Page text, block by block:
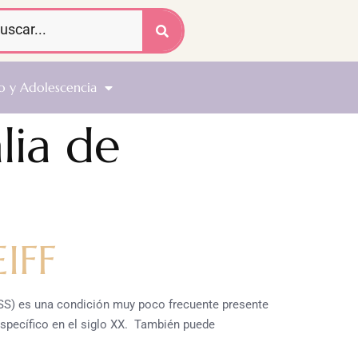
y Adolescencia
de
es una condición muy poco frecuente presente
en el siglo XX. También puede